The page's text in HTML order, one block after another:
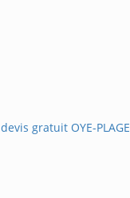
gratuit OYE-PLAGE